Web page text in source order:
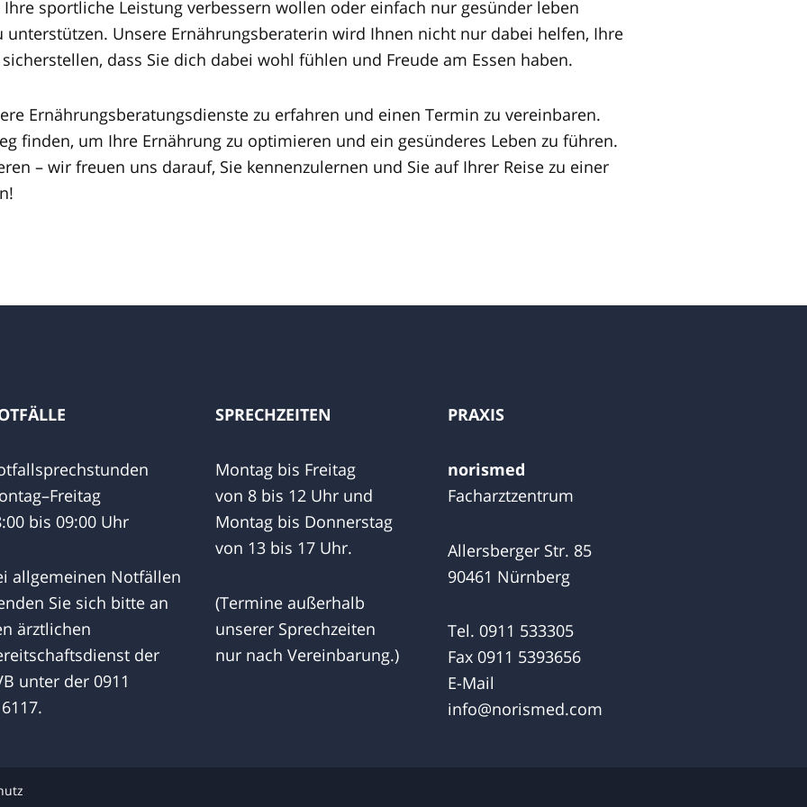
sportliche Leistung verbessern wollen oder einfach nur gesünder leben
Unsere Ernährungsberaterin wird Ihnen nicht nur dabei helfen, Ihre
dass Sie dich dabei wohl fühlen und Freude am Essen haben.
Ernährungsberatungsdienste zu erfahren und einen Termin zu vereinbaren.
finden, um Ihre Ernährung zu optimieren und ein gesünderes Leben zu führen.
– wir freuen uns darauf, Sie kennenzulernen und Sie auf Ihrer Reise zu einer
bis 09:00 Uhr
allgemeinen Notfällen
Sie sich bitte an
ärztlichen
der
unter der 0911
SPRECHZEITEN
Montag bis Freitag
von 8 bis 12 Uhr und
Montag bis Donnerstag
von 13 bis 17 Uhr.
(Termine außerhalb
unserer Sprechzeiten
nur nach Vereinbarung.)
PRAXIS
norismed
Facharztzentrum
Allersberger Str. 85
90461 Nürnberg
Tel. 0911 533305
Fax 0911 5393656
E-Mail
info@norismed.com